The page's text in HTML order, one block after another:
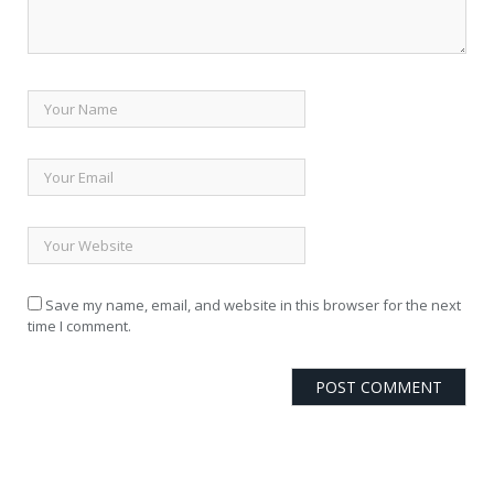
Save my name, email, and website in this browser for the next
time I comment.